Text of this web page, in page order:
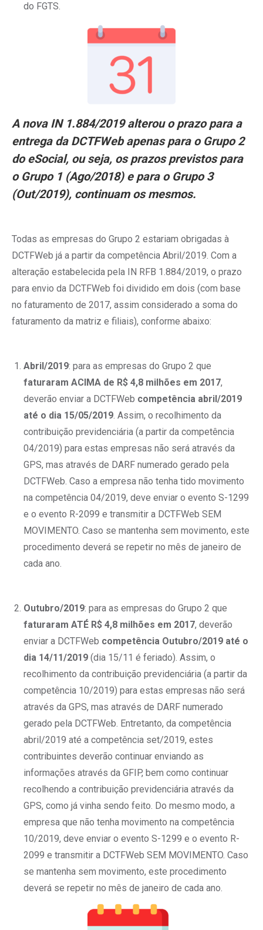
do FGTS.
A nova IN 1.884/2019 alterou o prazo para a
entrega da DCTFWeb apenas para o Grupo 2
do eSocial, ou seja, os prazos previstos para
o Grupo 1 (Ago/2018) e para o Grupo 3
(Out/2019), continuam os mesmos.
Todas as empresas do Grupo 2 estariam obrigadas à
DCTFWeb já a partir da competência Abril/2019. Com a
alteração estabelecida pela IN RFB 1.884/2019, o prazo
para envio da DCTFWeb foi dividido em dois (com base
no faturamento de 2017, assim considerado a soma do
faturamento da matriz e filiais), conforme abaixo:
Abril/2019: para as empresas do Grupo 2 que
faturaram ACIMA de R$ 4,8 milhões em 2017,
deverão enviar a DCTFWeb competência abril/2019
até o dia 15/05/2019. Assim, o recolhimento da
contribuição previdenciária (a partir da competência
04/2019) para estas empresas não será através da
GPS, mas através de DARF numerado gerado pela
DCTFWeb. Caso a empresa não tenha tido movimento
na competência 04/2019, deve enviar o evento S-1299
e o evento R-2099 e transmitir a DCTFWeb SEM
MOVIMENTO. Caso se mantenha sem movimento, este
procedimento deverá se repetir no mês de janeiro de
cada ano.
Outubro/2019: para as empresas do Grupo 2 que
faturaram ATÉ R$ 4,8 milhões em 2017, deverão
enviar a DCTFWeb competência Outubro/2019 até o
dia 14/11/2019 (dia 15/11 é feriado). Assim, o
recolhimento da contribuição previdenciária (a partir da
competência 10/2019) para estas empresas não será
através da GPS, mas através de DARF numerado
gerado pela DCTFWeb. Entretanto, da competência
abril/2019 até a competência set/2019, estes
contribuintes deverão continuar enviando as
informações através da GFIP, bem como continuar
recolhendo a contribuição previdenciária através da
GPS, como já vinha sendo feito. Do mesmo modo, a
empresa que não tenha movimento na competência
10/2019, deve enviar o evento S-1299 e o evento R-
2099 e transmitir a DCTFWeb SEM MOVIMENTO. Caso
se mantenha sem movimento, este procedimento
deverá se repetir no mês de janeiro de cada ano.